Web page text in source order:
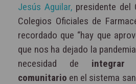
Jesús Aguilar, presidente del
Colegios Oficiales de
recordado que “hay que
que nos ha dejado la
necesidad de integrar
comunitario en el sistema